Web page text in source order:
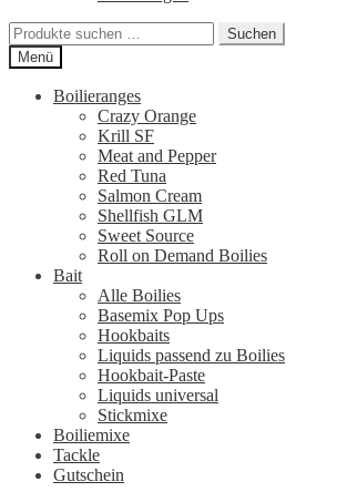
Suchen
nach:
Suchen
Menü
Boilieranges
Crazy Orange
Krill SF
Meat and Pepper
Red Tuna
Salmon Cream
Shellfish GLM
Sweet Source
Roll on Demand Boilies
Bait
Alle Boilies
Basemix Pop Ups
Hookbaits
Liquids passend zu Boilies
Hookbait-Paste
Liquids universal
Stickmixe
Boiliemixe
Tackle
Gutschein